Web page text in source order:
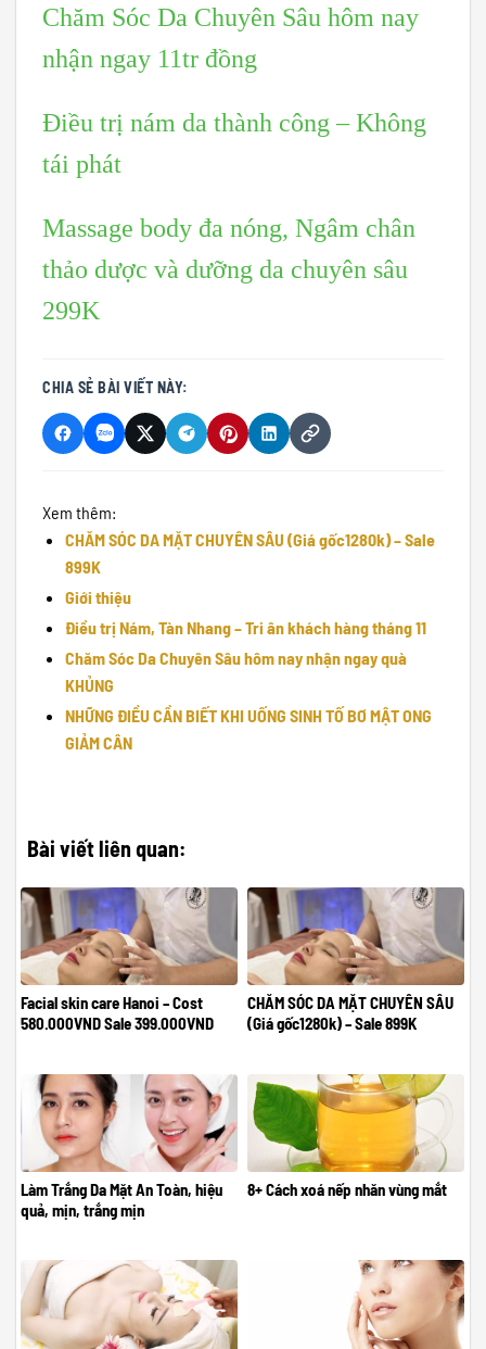
Chăm Sóc Da Chuyên Sâu hôm nay
nhận ngay 11tr đồng
Điều trị nám da thành công – Không
tái phát
Massage body đa nóng, Ngâm chân
thảo dược và dưỡng da chuyên sâu
299K
CHIA SẺ BÀI VIẾT NÀY:
Xem thêm:
CHĂM SÓC DA MẶT CHUYÊN SÂU (Giá gốc1280k) – Sale
899K
Giới thiệu
Điều trị Nám, Tàn Nhang – Tri ân khách hàng tháng 11
Chăm Sóc Da Chuyên Sâu hôm nay nhận ngay quà
KHỦNG
NHỮNG ĐIỀU CẦN BIẾT KHI UỐNG SINH TỐ BƠ MẬT ONG
GIẢM CÂN
Bài viết liên quan:
Facial skin care Hanoi – Cost
580.000VND Sale 399.000VND
CHĂM SÓC DA MẶT CHUYÊN SÂU
(Giá gốc1280k) – Sale 899K
Làm Trắng Da Mặt An Toàn, hiệu
quả, mịn, trắng mịn
8+ Cách xoá nếp nhăn vùng mắt